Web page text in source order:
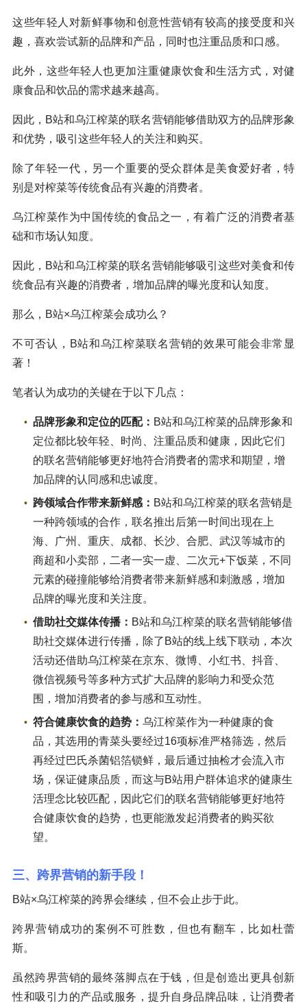
这些年轻人对新鲜事物和创意性营销有较高的接受度和兴
趣，喜欢尝试新的品牌和产品，同时也注重品质和口感。
此外，这些年轻人也更加注重健康饮食和生活方式，对健
康食品和饮品的需求越来越高。
因此，B站和乌江榨菜的联名营销能够借助双方的品牌形象
和优势，吸引这些年轻人的关注和购买。
除了年轻一代，另一个重要的受众群体是美食爱好者，特
别是对榨菜等传统食品有兴趣的消费者。
乌江榨菜作为中国传统的食品之一，有着广泛的消费者基
础和市场认知度。
因此，B站和乌江榨菜的联名营销能够吸引这些对美食和传
统食品有兴趣的消费者，增加品牌的曝光度和认知度。
那么，B站×乌江榨菜会成功么？
不可否认，B站和乌江榨菜联名营销的效果可能会非常显
著！
笔者认为成功的关键在于以下几点：
品牌形象和定位的匹配： B站和乌江榨菜的品牌形象和
定位都比较年轻、时尚、注重品质和健康，因此它们
的联名营销能够更好地符合消费者的需求和期望，增
加品牌的认同感和忠诚度。
跨领域合作带来新鲜感： B站和乌江榨菜的联名营销是
一种跨领域的合作，联名推出后第一时间出现在上
海、广州、重庆、成都、长沙、合肥、武汉等城市的
商超和小卖部，二者一实一虚、二次元+下饭菜，不同
元素的碰撞能够给消费者带来新鲜感和刺激感，增加
品牌的曝光度和关注度。
借助社交媒体传播： B站和乌江榨菜的联名营销能够借
助社交媒体进行传播，除了B站的线上线下联动，本次
活动还借助乌江榨菜在京东、微博、小红书、抖音、
微信视频号等多种方式扩大品牌的影响力和受众范
围，增加消费者的参与感和互动性。
符合健康饮食的趋势： 乌江榨菜作为一种健康的食
品，其选用的青菜头要经过16项标准严格筛选，然后
再经过巴氏杀菌铝箔锁鲜，最后通过抽检才会流入市
场，保证健康品质，而这与B站用户群体追求的健康生
活理念比较匹配，因此它们的联名营销能够更好地符
合健康饮食的趋势，也更能激发起消费者的购买欲
望。
三、跨界营销的新手段！
B站×乌江榨菜的跨界会继续，但不会止步于此。
跨界营销成功的案例不可胜数，但也有翻车，比如杜蕾
斯。
虽然跨界营销的最终落脚点在于钱，但是创造出更具创新
性和吸引力的产品或服务，提升自身品牌品味，让消费者